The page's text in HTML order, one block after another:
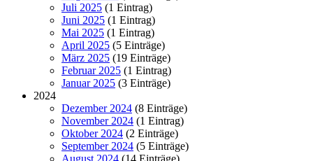
Juli 2025 (1 Eintrag)
Juni 2025 (1 Eintrag)
Mai 2025 (1 Eintrag)
April 2025 (5 Einträge)
März 2025 (19 Einträge)
Februar 2025 (1 Eintrag)
Januar 2025 (3 Einträge)
2024
Dezember 2024 (8 Einträge)
November 2024 (1 Eintrag)
Oktober 2024 (2 Einträge)
September 2024 (5 Einträge)
August 2024 (14 Einträge)